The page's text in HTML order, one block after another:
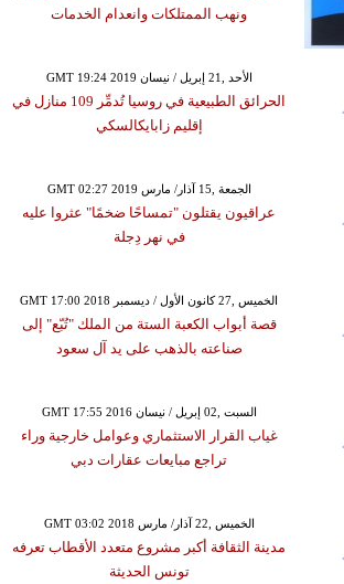
ونهب الممتلكات وانعدام الخدمات
GMT 19:24 2019 الأحد ,21 إبريل / نيسان
الحرائق الطبيعية في روسيا تُدمِّر 109 منازل في
إقليم زابايكالسكي
GMT 02:27 2019 الجمعة ,15 آذار/ مارس
عراقيون يقتلون "تمساحًا ضخمًا" عثروا عليه
في نهر دِجلة
GMT 17:00 2018 الخميس ,27 كانون الأول / ديسمبر
قصة أبواب الكعبة الستة من الملك "تُبّع" إلى
صناعته بالذهب على يد آل سعود
GMT 17:55 2016 السبت ,02 إبريل / نيسان
غياب القرار الاستثماري وعوامل خارجية وراء
تراجع مبايعات عقارات دبي
GMT 03:02 2018 الخميس ,22 آذار/ مارس
مدينة الثقافة أكبر مشروع متعدد الأقطاب تعرفه
تونس الحديثة